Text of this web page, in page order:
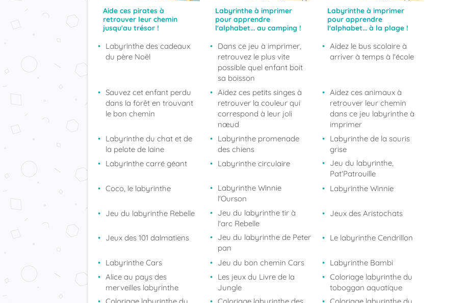
Aide ces pirates à
retrouver leur chemin
jusqu'au trésor !
Labyrinthe à imprimer
pour apprendre
l'alphabet... au camping !
Labyrinthe à imprimer
pour apprendre
l'alphabet... à la plage !
Labyrinthe des cadeaux
du père Noël
Dans ce jeu à imprimer,
retrouvez le plus vite
possible quel enfant boit
sa boisson
Aidez le bus scolaire à
arriver à temps à l'école
Sauvez cet enfant perdu
dans la forêt en trouvant
le bon chemin
Aidez ces petits singes à
retrouver la couleur qui
correspond à leur joli
nœud
Aidez ces animaux à
retrouver leur chemin
dans ce jeu labyrinthe à
imprimer
Labyrinthe du chat et de
la pelote de laine
Labyrinthe promenade
des chiens
Labyrinthe de la souris
grise
Labyrinthe carré géant
Labyrinthe circulaire
Jeu du labyrinthe,
Pat'Patrouille
Coco, le labyrinthe
Labyrinthe Winnie
l'Ourson
Labyrinthe Winnie
Jeu du labyrinthe Rebelle
Jeu du labyrinthe tir à
l'arc Rebelle
Jeux des Aristochats
Jeux des 101 dalmatiens
Jeu du labyrinthe de Peter
pan
Le labyrinthe Cendrillon
Labyrinthe Cars Jeu du bon chemin Cars
Labyrinthe Bambi
Alice au pays des
merveilles labyrinthe
Les jeux du Livre de la
Jungle
Coloriage labyrinthe du
toboggan aquatique